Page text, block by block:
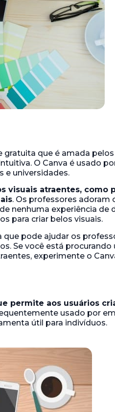
gratuita que é amada pelos
O Canva é usado
e universidades.
visuais atraentes, como
. Os professores adoram
nenhuma experiência de
para criar belos visuais.
pode ajudar os
Se você está procurando
experimente o
permite aos usuários
usado por
útil para indivíduos.